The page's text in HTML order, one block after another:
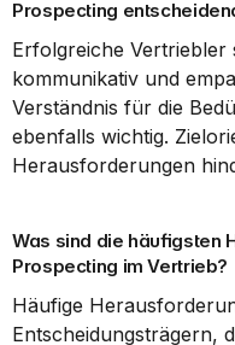
Prospecting
Erfolgreiche Vertriebler
kommunikativ und
Verständnis für die
ebenfalls wichtig.
Herausforderungen
Was sind die häufigsten
Prospecting im Vertrieb?
Häufige
Entscheidungsträgern,